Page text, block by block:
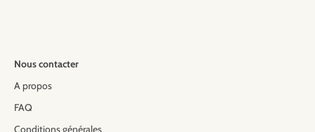
Nous contacter
A propos
FAQ
Conditions générales